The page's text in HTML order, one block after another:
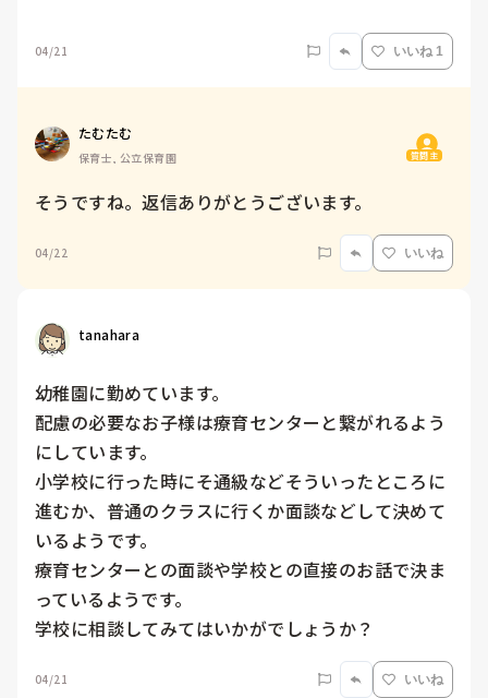
04/21 いいね 1
たむたむ
保育士, 公立保育園 質問主
そうですね。返信ありがとうございます。
04/22 いいね
tanahara
幼稚園に勤めています。
配慮の必要なお子様は療育センターと繋がれるよう
にしています。
小学校に行った時にそ通級などそういったところに
進むか、普通のクラスに行くか面談などして決めて
いるようです。
療育センターとの面談や学校との直接のお話で決ま
っているようです。
学校に相談してみてはいかがでしょうか？
04/21 いいね